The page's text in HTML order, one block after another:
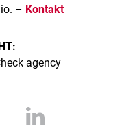
– Kontakt
agency